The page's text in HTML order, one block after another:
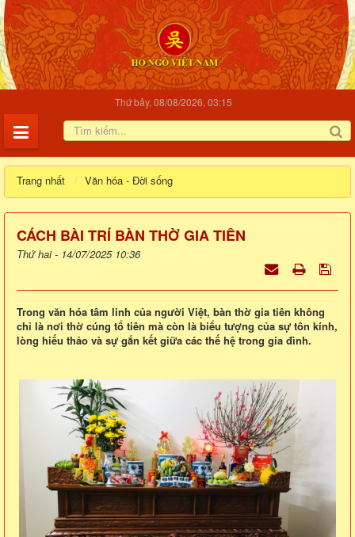
Thứ bảy, 08/08/2026, 03:15
Trang nhất Văn hóa - Đời sống
CÁCH BÀI TRÍ BÀN THỜ GIA TIÊN
Thứ hai - 14/07/2025 10:36
Trong văn hóa tâm linh của người Việt, bàn thờ gia tiên không
chỉ là nơi thờ cúng tổ tiên mà còn là biểu tượng của sự tôn kính,
lòng hiếu thảo và sự gắn kết giữa các thế hệ trong gia đình.